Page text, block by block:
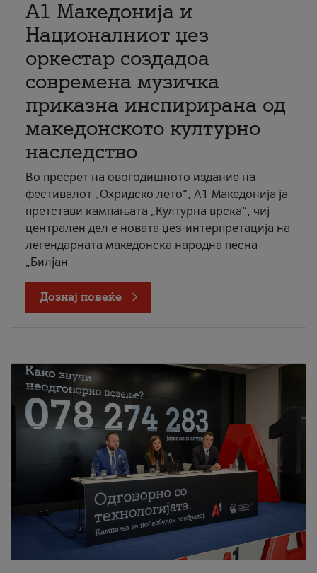
А1 Македонија и
Националниот џез
оркестар создадоа
современа музичка
приказна инспирирана од
македонското културно
наследство
Во пресрет на овогодишното издание на
фестивалот „Охридско лето“, А1 Македонија ја
претстави кампањата „Културна врска“, чиј
централен дел е новата џез-интерпретација на
легендарната македонска народна песна
„Билјан
Дознај повеќе